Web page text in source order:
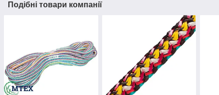
Подібні товари компанії